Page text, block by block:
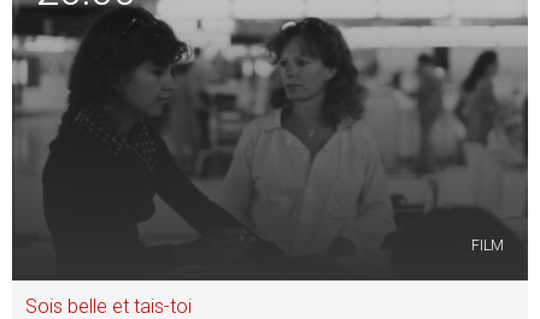
FILM
Sois belle et tais-toi